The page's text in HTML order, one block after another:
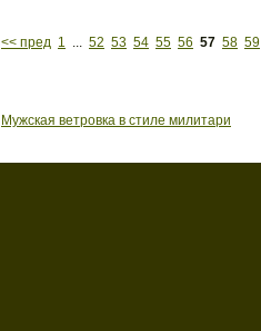
<< пред 1 ... 52 53 54 55 56 57 58 59
Мужская ветровка в стиле милитари